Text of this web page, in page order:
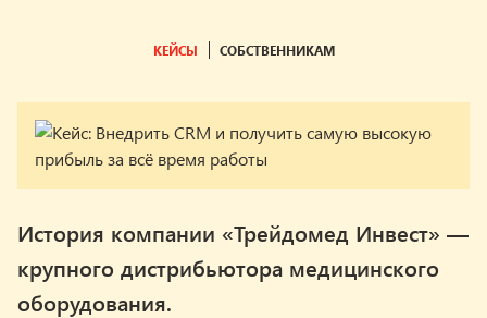
КЕЙСЫ СОБСТВЕННИКАМ
История компании «Трейдомед Инвест» —
крупного дистрибьютора медицинского
оборудования.